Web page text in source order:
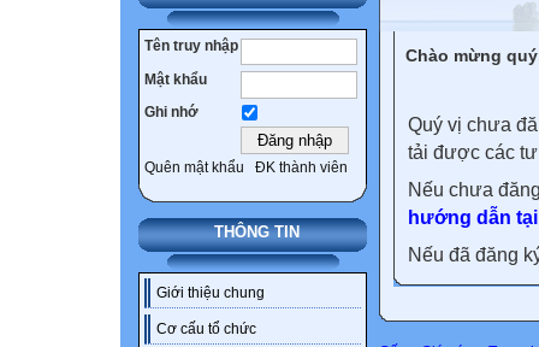
Tên truy nhập
Mật khẩu
Ghi nhớ
Quên mật khẩu ĐK thành viên
THÔNG TIN
Giới thiệu chung
Cơ cấu tổ chức
Chào mừng
Quý vị chưa
tải được các
Nếu chưa
hướng dẫn
Nếu đã đăng